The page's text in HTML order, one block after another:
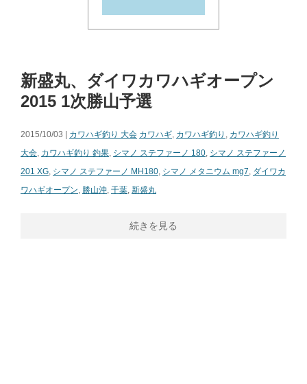
新盛丸、ダイワカワハギオープン
2015 1次勝山予選
2015/10/03 | カワハギ釣り 大会 カワハギ, カワハギ釣り , カワハギ釣り
大会, カワハギ釣り 釣果, シマノ ステファーノ 180, シマノ ステファーノ
201 XG, シマノ ステファーノ MH180, シマノ メタニウム mg7, ダイワカ
ワハギオープン, 勝山沖, 千葉, 新盛丸
続きを見る